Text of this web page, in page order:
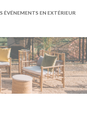
ÉVÉNEMENTS EN EXTÉRIEUR